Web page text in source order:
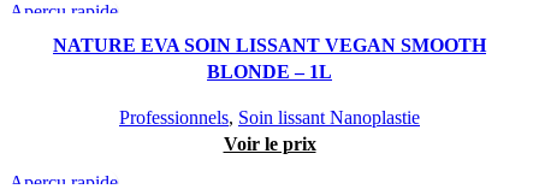
Aperçu rapide
NATURE EVA SOIN LISSANT VEGAN SMOOTH
BLONDE – 1L
Professionnels, Soin lissant Nanoplastie
Voir le prix
Aperçu rapide